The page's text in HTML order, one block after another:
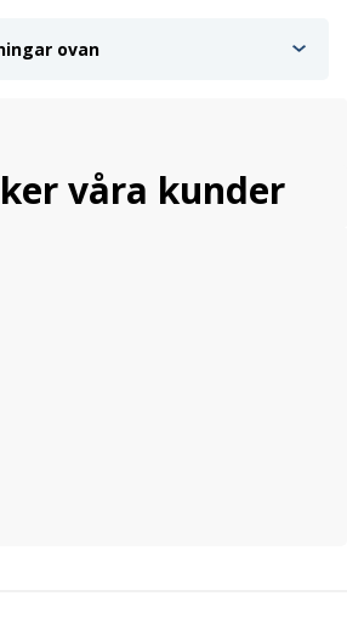
ovan
våra kunder